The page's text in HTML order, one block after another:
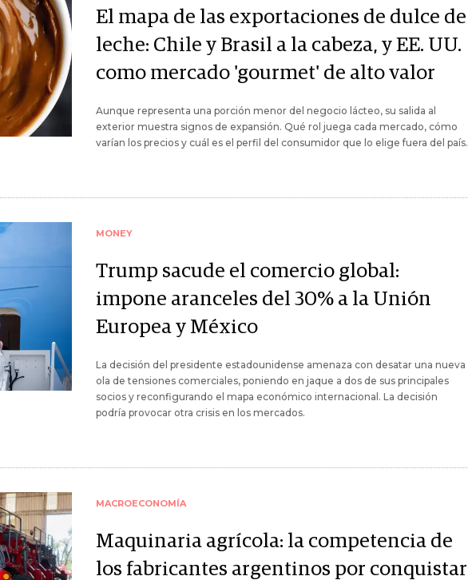
El mapa de las exportaciones de dulce de
leche: Chile y Brasil a la cabeza, y EE. UU.
como mercado 'gourmet' de alto valor
Aunque representa una porción menor del negocio lácteo, su salida al
exterior muestra signos de expansión. Qué rol juega cada mercado, cómo
varían los precios y cuál es el perfil del consumidor que lo elige fuera del país.
MONEY
Trump sacude el comercio global:
impone aranceles del 30% a la Unión
Europea y México
La decisión del presidente estadounidense amenaza con desatar una nueva
ola de tensiones comerciales, poniendo en jaque a dos de sus principales
socios y reconfigurando el mapa económico internacional. La decisión
podría provocar otra crisis en los mercados.
MACROECONOMÍA
Maquinaria agrícola: la competencia de
los fabricantes argentinos por conquistar